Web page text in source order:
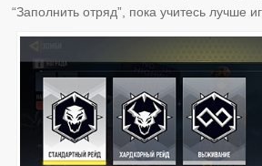
“Заполнить отряд”, пока учитесь лучше